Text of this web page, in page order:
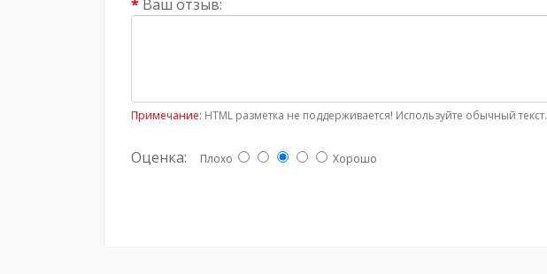
Ваш отзыв:
Примечание: HTML разметка не поддерживается! Используйте обычный текст.
Оценка: Плохо Хорошо